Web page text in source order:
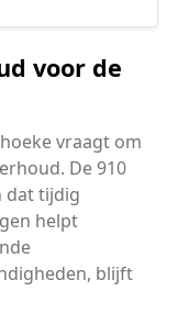
voor de
vraagt om
De 910
dat tijdig
helpt
blijft